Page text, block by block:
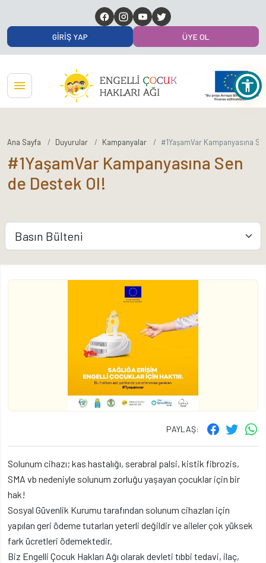
GIRIŞ YAP ÜYE OL
Ana Sayfa Duyurular Kampanyalar #1YaşamVar Kampanyasına
#1YaşamVar Kampanyasına Sen
de Destek Ol!
PAYLAŞ:
Solunum cihazı; kas hastalığı, serabral palsi, kistik fibrozis,
SMA vb nedeniyle solunum zorluğu yaşayan çocuklar için bir
hak!
Sosyal Güvenlik Kurumu tarafından solunum cihazları için
yapılan geri ödeme tutarları yeterli değildir ve aileler çok yüksek
fark ücretleri ödemektedir.
Biz Engelli Çocuk Hakları Ağı olarak devleti tıbbi tedavi, ilaç,